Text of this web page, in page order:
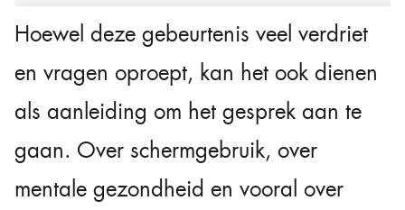
Hoewel deze gebeurtenis veel verdriet
en vragen oproept, kan het ook dienen
als aanleiding om het gesprek aan te
gaan. Over schermgebruik, over
mentale gezondheid en vooral over